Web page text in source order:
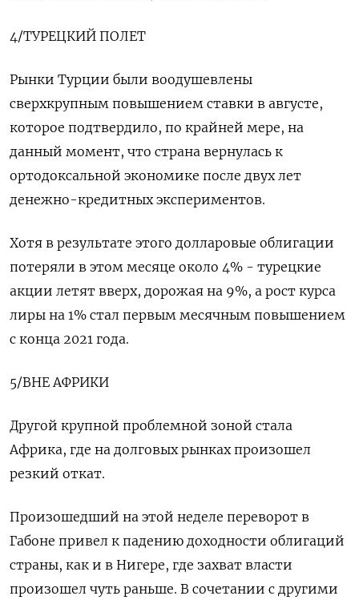
4/ТУРЕЦКИЙ ПОЛЕТ
Рынки Турции были воодушевлены
сверхкрупным повышением ставки в августе,
которое подтвердило, по крайней мере, на
данный момент, что страна вернулась к
ортодоксальной экономике после двух лет
денежно-кредитных экспериментов.
Хотя в результате этого долларовые облигации
потеряли в этом месяце около 4% - турецкие
акции летят вверх, дорожая на 9%, а рост курса
лиры на 1% стал первым месячным повышением
с конца 2021 года.
5/ВНЕ АФРИКИ
Другой крупной проблемной зоной стала
Африка, где на долговых рынках произошел
резкий откат.
Произошедший на этой неделе переворот в
Габоне привел к падению доходности облигаций
страны, как и в Нигере, где захват власти
произошел чуть раньше. В сочетании с другими